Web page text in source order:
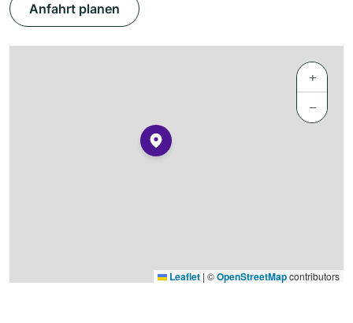
Anfahrt planen
+
−
Leaflet | ©OpenStreetMapcontributors